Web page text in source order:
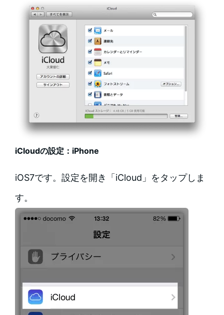
iCloudの設定：iPhone
iOS7です。設定を開き「iCloud」をタップしま
す。